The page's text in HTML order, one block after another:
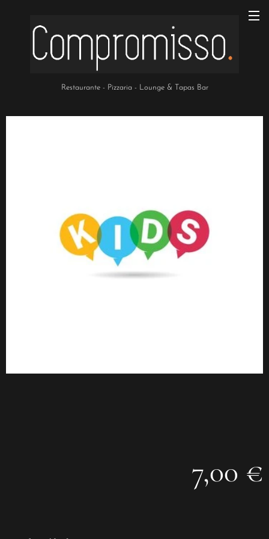
Restaurante - Pizzaria - Lounge & Tapas Bar
7,00 €